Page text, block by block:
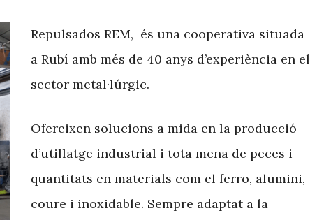
Repulsados REM, és una cooperativa situada
a Rubí amb més de 40 anys d’experiència en el
sector metal·lúrgic.
Ofereixen solucions a mida en la producció
d’utillatge industrial i tota mena de peces i
quantitats en materials com el ferro, alumini,
coure i inoxidable. Sempre adaptat a la